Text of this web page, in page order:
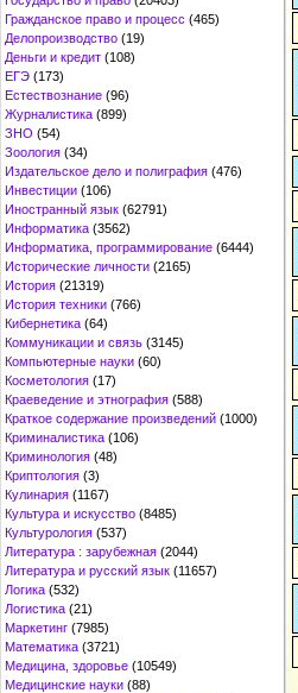
Гражданское право и процесс (465)
Делопроизводство (19)
Деньги и кредит (108)
ЕГЭ (173)
Естествознание (96)
Журналистика (899)
ЗНО (54)
Зоология (34)
Издательское дело и полиграфия (476)
Инвестиции (106)
Иностранный язык (62791)
Информатика (3562)
Информатика, программирование (6444)
Исторические личности (2165)
История (21319)
История техники (766)
Кибернетика (64)
Коммуникации и связь (3145)
Компьютерные науки (60)
Косметология (17)
Краеведение и этнография (588)
Краткое содержание произведений (1000)
Криминалистика (106)
Криминология (48)
Криптология (3)
Кулинария (1167)
Культура и искусство (8485)
Культурология (537)
Литература : зарубежная (2044)
Литература и русский язык (11657)
Логика (532)
Логистика (21)
Маркетинг (7985)
Математика (3721)
Медицина, здоровье (10549)
Медицинские науки (88)